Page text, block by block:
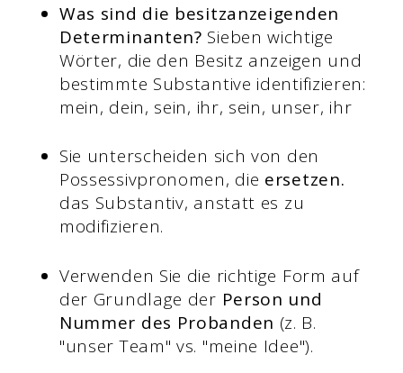
Was sind die besitzanzeigenden
Determinanten? Sieben wichtige
Wörter, die den Besitz anzeigen und
bestimmte Substantive identifizieren:
mein, dein, sein, ihr, sein, unser, ihr
Sie unterscheiden sich von den
Possessivpronomen, die ersetzen.
das Substantiv, anstatt es zu
modifizieren.
Verwenden Sie die richtige Form auf
der Grundlage der Person und
Nummer des Probanden (z. B.
"unser Team" vs. "meine Idee").